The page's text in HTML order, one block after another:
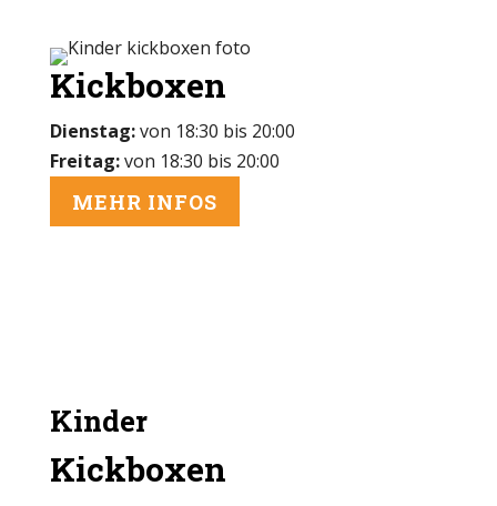
Kickboxen
Dienstag:von 18:30 bis 20:00
Freitag:von 18:30 bis 20:00
MEHR INFOS
Kinder
Kickboxen